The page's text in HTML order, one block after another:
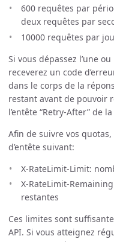
600 requêtes par
deux requêtes par
10000 requêtes par
Si vous dépassez l’une
receverez un code
dans le corps de la
restant avant de pouvoir
l’entête “Retry-After” de
Afin de suivre vos
d’entête suivant:
X-RateLimit-Limit:
X-RateLimit-
restantes
Ces limites sont
API. Si vous atteignez